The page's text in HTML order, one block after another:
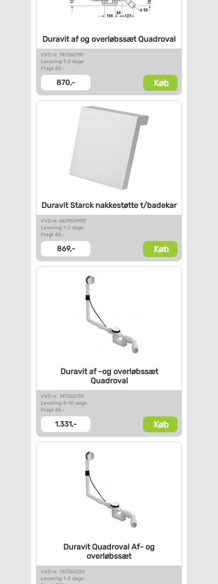
Duravit af og overløbssætQuadroval
VVS nr. 747365110
Levering 1-2 dage
Fragt 65,-
870,- Køb
Duravit Starck nakkestøtte t/badekar
VVS nr. 667909990
Levering 1-2 dage
Fragt 65,-
869,- Køb
Duravit af -og overløbssæt
Quadroval
VVS nr. 747365130
Levering 5-10 dage
Fragt 65,-
1.331,- Køb
Duravit Quadroval Af- og
overløbssæt
VVS nr. 747365220
Levering 1-2 dage